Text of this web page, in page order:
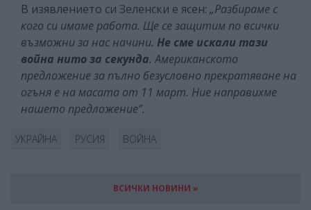
В изявлението си Зеленски е ясен: „Разбираме с
кого си имаме работа. Ще се защитим по всички
възможни за нас начини. Не сме искали тази
война нито за секунда. Американското
предложение за пълно безусловно прекратяване на
огъня е на масата от 11 март. Ние направихме
нашето предложение”.
УКРАЙНА РУСИЯ ВОЙНА
ВСИЧКИ НОВИНИ »